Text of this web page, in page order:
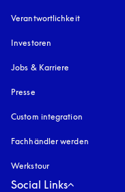
Verantwortlichkeit
Investoren
Jobs & Karriere
Presse
Custom integration
Fachhändler werden
Werkstour
Social Links